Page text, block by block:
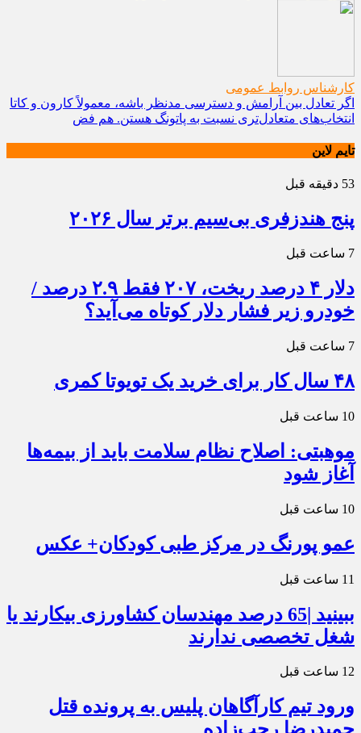
کارشناس روابط عمومی
اگر تعادل بین آرامش و دسترسی مدنظر باشه، معمولاً کارون و کاتا
انتخاب‌های متعادل‌تری نسبت به پاتونگ هستن. هم فض
تایم لاین
53 دقیقه قبل
پنج هندزفری بی‌سیم برتر سال ۲۰۲۶
7 ساعت قبل
دلار ۴ درصد ریخت، ۲۰۷ فقط ۲.۹ درصد /
خودرو زیر فشار دلار کوتاه می‌آید؟
7 ساعت قبل
۴۸ سال کار برای خرید یک تویوتا کمری
10 ساعت قبل
موهبتی: اصلاح نظام سلامت باید از بیمه‌ها
آغاز شود
10 ساعت قبل
عمو پورنگ در مرکز طبی کودکان+ عکس
11 ساعت قبل
ببینید |65 درصد مهندسان کشاورزی بیکارند یا
شغل تخصصی ندارند
12 ساعت قبل
ورود تیم کارآگاهان پلیس به پرونده قتل